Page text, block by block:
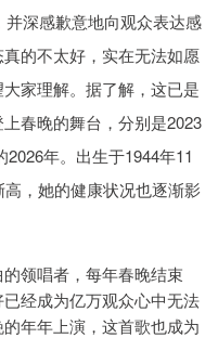
深感歉意地向观众表达感
的不太好，实在无法如愿
家理解。据了解，这已是
春晚的舞台，分别是2023
年。出生于1944年11
，她的健康状况也逐渐影
领唱者，每年春晚结束
经成为亿万观众心中无法
年年上演，这首歌也成为